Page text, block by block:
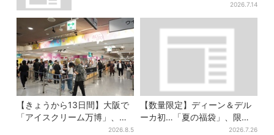
2026.7.14
【きょうから13日間】大阪で
「アイスクリーム万博」、全
国34ブランド・100種超…初
2026.8.5
【数量限定】ディーン＆デル
ーカ初…「夏の福袋」、限定
トートバッグなど！8種のアイ
2026.7.26